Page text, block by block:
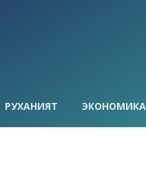
РУХАНИЯТ ЭКОНОМИКА